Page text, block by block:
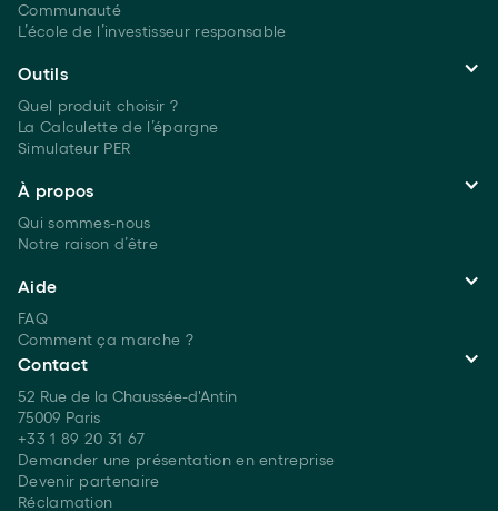
Communauté
L’école de l’investisseur responsable
Outils
Quel produit choisir ?
La Calculette de l’épargne
Simulateur PER
À propos
Qui sommes-nous
Notre raison d’être
Aide
FAQ
Comment ça marche ?
Contact
52 Rue de la Chaussée-d'Antin
75009 Paris
+33 1 89 20 31 67
Demander une présentation en entreprise
Devenir partenaire
Réclamation